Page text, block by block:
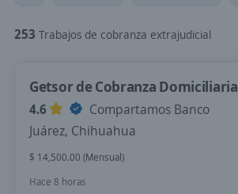
253 Trabajos de cobranza extrajudicial
Getsor de Cobranza Domiciliaria
4.6
Compartamos Banco
Juárez, Chihuahua
$ 14,500.00 (Mensual)
Hace 8 horas